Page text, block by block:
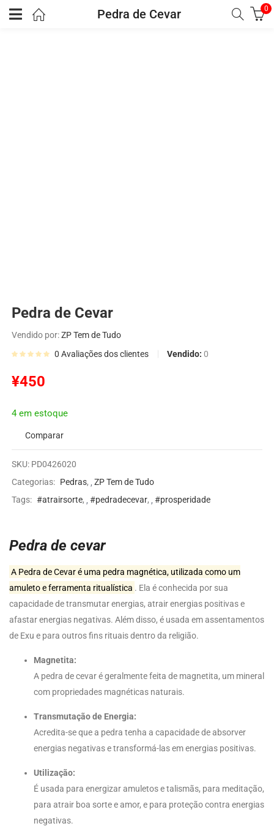
Pedra de Cevar 0
Pedra de Cevar
Vendido por:ZP Tem de Tudo
0 Avaliações dos clientes Vendido:0
¥450
4 em estoque
Comparar
SKU: PD0426020
Categorias: Pedras,
ZP Tem de Tudo
Tags: #atrairsorte, #pedradecevar, #prosperidade
Pedra de cevar
A Pedra de Cevar é uma pedra magnética, utilizada como um
amuleto e ferramenta ritualística . Ela é conhecida por sua
capacidade de transmutar energias, atrair energias positivas e
afastar energias negativas. Além disso, é usada em assentamentos
de Exu e para outros fins rituais dentro da religião.
Magnetita:
A pedra de cevar é geralmente feita de magnetita, um mineral
com propriedades magnéticas naturais.
Transmutação de Energia:
Acredita-se que a pedra tenha a capacidade de absorver
energias negativas e transformá-las em energias positivas.
Utilização:
É usada para energizar amuletos e talismãs, para meditação,
para atrair boa sorte e amor, e para proteção contra energias
negativas.